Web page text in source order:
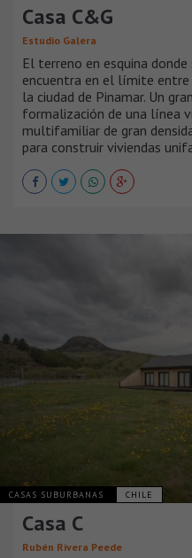
Casa C&G
Estudio Galera
El terreno en esquina
encuentra en el límite
la ciudad de Pinamar. Un
formalización de una línea
multifamiliar de gran
para construir viviendas
CASAS SUBURBANAS CHILE
Casa C
Rubén Rivera Peede